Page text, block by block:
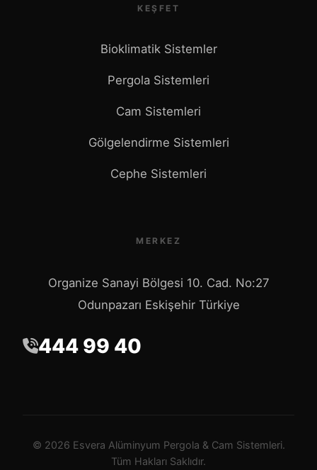
KEŞFET
Bioklimatik Sistemler
Pergola Sistemleri
Cam Sistemleri
Gölgelendirme Sistemleri
Cephe Sistemleri
MERKEZ
Organize Sanayi Bölgesi 10. Cad. No:27
Odunpazarı Eskişehir Türkiye
444 99 40
© 2026 Esvera Alüminyum Pergola & Cam Sistemleri.
Tüm Hakları Saklıdır.